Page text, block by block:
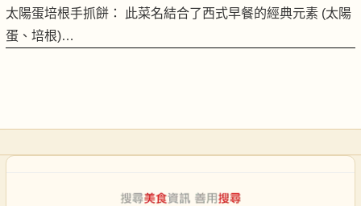
太陽蛋培根手抓餅： 此菜名結合了西式早餐的經典元素 (太陽
蛋、培根)…